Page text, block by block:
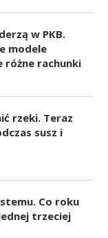
w PKB.
modele
różne rachunki
rzeki. Teraz
susz i
Co roku
trzeciej